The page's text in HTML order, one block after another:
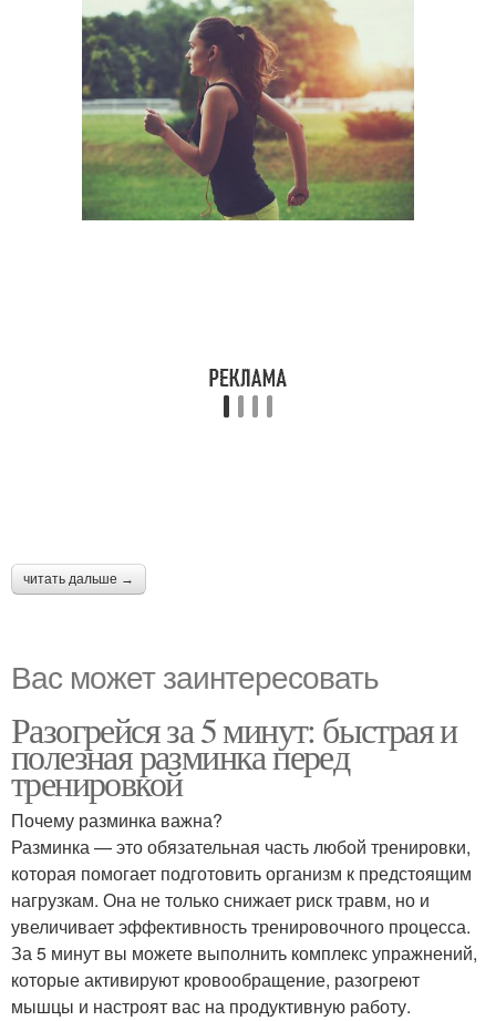
читать дальше →
Вас может заинтересовать
Разогрейся за 5 минут: быстрая и
полезная разминка перед
тренировкой
Почему разминка важна?
Разминка — это обязательная часть любой тренировки,
которая помогает подготовить организм к предстоящим
нагрузкам. Она не только снижает риск травм, но и
увеличивает эффективность тренировочного процесса.
За 5 минут вы можете выполнить комплекс упражнений,
которые активируют кровообращение, разогреют
мышцы и настроят вас на продуктивную работу.